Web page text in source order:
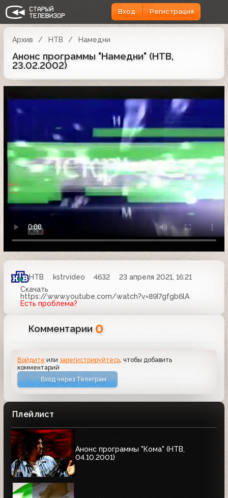
Вход Регистрация
Архив НТВ Намедни
Анонс программы "Намедни" (НТВ,
23.02.2002)
НТВ kstrvideo 4632
23 апреля 2021, 16:21
Скачать
https://www.youtube.com/watch?v=89I7gfgb6lA
Есть проблема?
Комментарии 0
Войдите илизарегистрируйтесь, чтобы добавить
комментарий
Вход через Телеграм
Плейлист
Анонс программы "Кома" (НТВ,
04.10.2001)